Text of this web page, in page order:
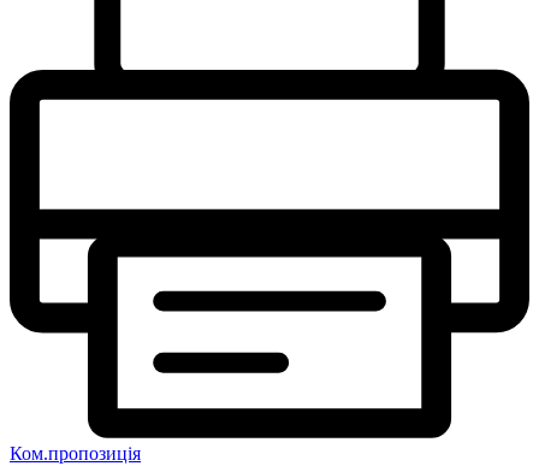
Ком.пропозиція